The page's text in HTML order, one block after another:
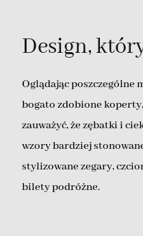
Design,
Oglądając poszczególne
bogato zdobione
zauważyć, że zębatki i
wzory bardziej
stylizowane zegary,
bilety podróżne.